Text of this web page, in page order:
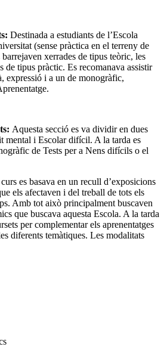
Destinada a estudiants de l’Escola
(sense pràctica en el terreny de
barrejaven xerrades de tipus teòric, les
de tipus pràctic. Es recomanava assistir
expressió i a un de monogràfic,
Aquesta secció es va dividir en dues
mental i Escolar difícil. A la tarda es
de Tests per a Nens difícils o el
es basava en un recull d’exposicions
els afectaven i del treball de tots els
Amb tot això principalment buscaven
que buscava aquesta Escola. A la tarda
per complementar els aprenentatges
diferents temàtiques. Les modalitats